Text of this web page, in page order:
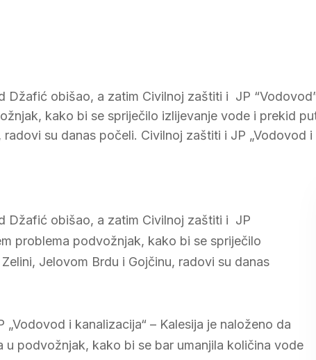
Džafić obišao, a zatim Civilnoj zaštiti i JP
kako bi se spriječilo izlijevanje vode i prekid
su danas počeli. Civilnoj zaštiti i JP „Vodovod i
Džafić obišao, a zatim Civilnoj zaštiti i JP
problema podvožnjak, kako bi se spriječilo
Jelovom Brdu i Gojčinu, radovi su danas
„Vodovod i kanalizacija“ – Kalesija je naloženo da
podvožnjak, kako bi se bar umanjila količina vode